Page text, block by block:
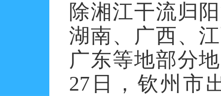
除湘江干流归
湖南、广西、
广东等地部分
27日，钦州市